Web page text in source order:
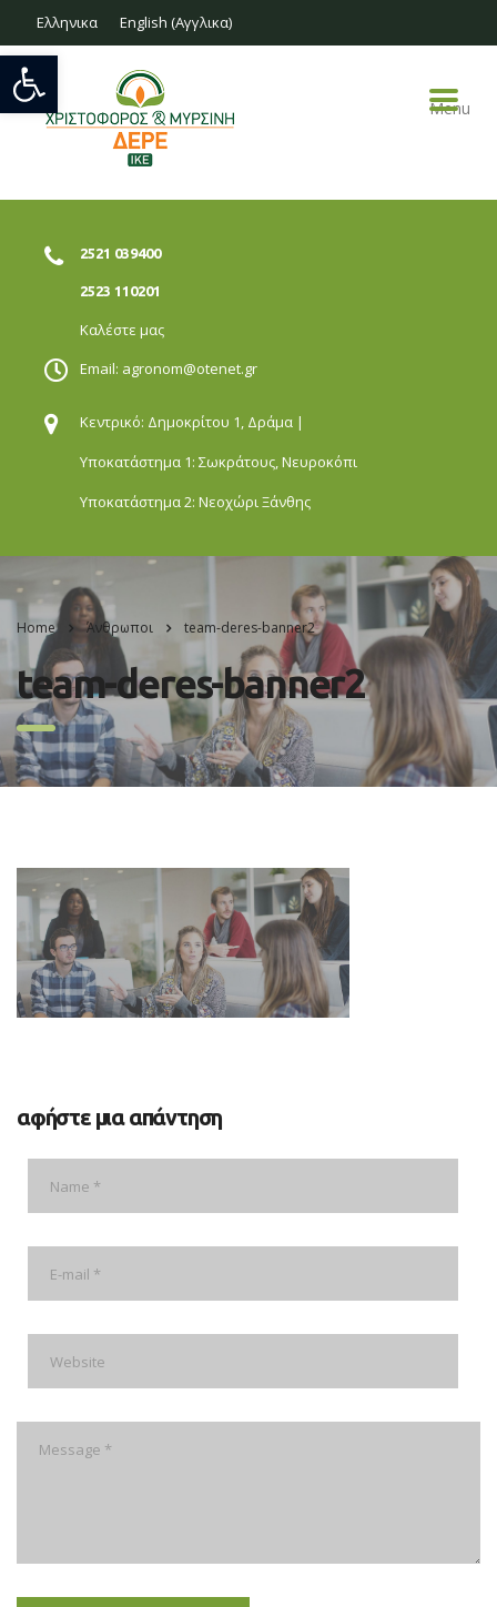
Ανοίξτε τη γραμμή εργαλείων
Ελληνικα English (Αγγλικα)
Menu
2521 039400
2523 110201
Καλέστε μας
Email: agronom@otenet.gr
Κεντρικό: Δημοκρίτου 1, Δράμα |
Υποκατάστημα 1: Σωκράτους,Νευροκόπι
Υποκατάστημα 2: ΝεοχώριΞάνθης
Home Άνθρωποι team-deres-banner2
team-deres-banner2
αφήστε μια απάντηση